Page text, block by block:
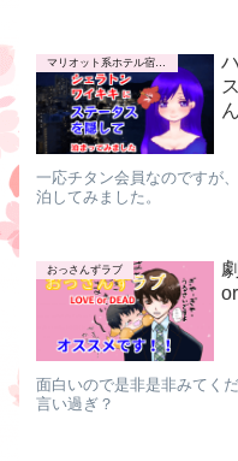
一応チタン会員なのですが
泊してみました。
おっさんずラブ
面白いので是非是非みてく
言い過ぎ？